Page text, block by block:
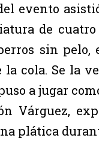
evento
de cuatro
sin pelo,
cola. Se la
a jugar
Várguez,
plática